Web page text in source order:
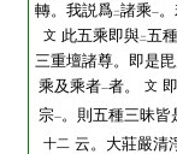
轉。我説爲二諸乘一
文 此五乘即與二五
三重壇諸尊。即是
乘及乘者一者。 文
宗一。則五種三昧皆
十二 云。大莊嚴清